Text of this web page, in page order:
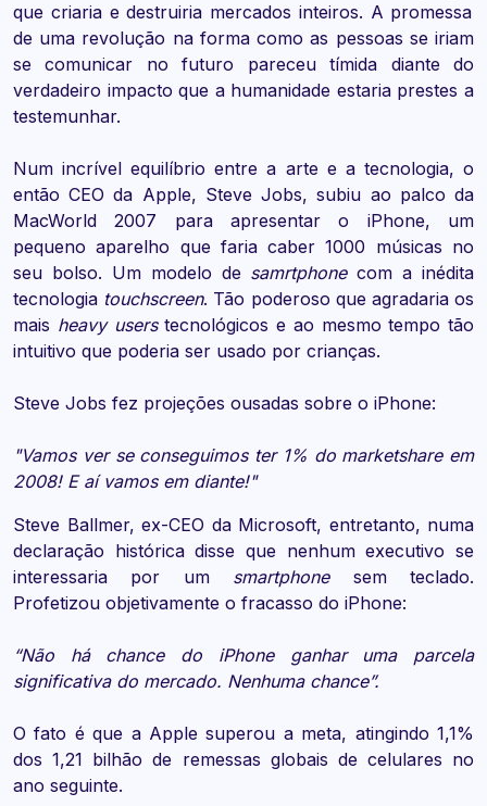
que criaria e destruiria mercados inteiros. A promessa
de uma revolução na forma como as pessoas se iriam
se comunicar no futuro pareceu tímida diante do
verdadeiro impacto que a humanidade estaria prestes a
testemunhar.
Num incrível equilíbrio entre a arte e a tecnologia, o
então CEO da Apple, Steve Jobs, subiu ao palco da
MacWorld 2007 para apresentar o iPhone, um
pequeno aparelho que faria caber 1000 músicas no
seu bolso. Um modelo de samrtphonecom a inédita
tecnologia touchscreen. Tão poderoso que agradaria os
mais heavy userstecnológicos e ao mesmo tempo tão
intuitivo que poderia ser usado por crianças.
Steve Jobs fez projeções ousadas sobre o iPhone:
"Vamos ver se conseguimos ter 1% do marketshare em
2008! E aí vamos em diante!"
Steve Ballmer, ex-CEO da Microsoft, entretanto, numa
declaração histórica disse que nenhum executivo se
interessaria por um smartphonesem teclado.
Profetizou objetivamente o fracasso do iPhone:
“Não há chance do iPhone ganhar uma parcela
significativa do mercado. Nenhuma chance”.
O fato é que a Apple superou a meta, atingindo 1,1%
dos 1,21 bilhão de remessas globais de celulares no
ano seguinte.